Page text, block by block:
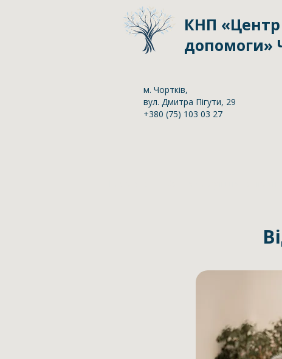
КНП «Центр
допомоги»
м. Чортків,
вул. Дмитра Пігути, 29
+380 (75) 103 03 27